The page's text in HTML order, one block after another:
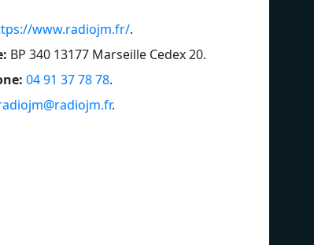
www.radiojm.fr/.
BP 340 13177 Marseille Cedex 20.
04 91 37 78 78.
.